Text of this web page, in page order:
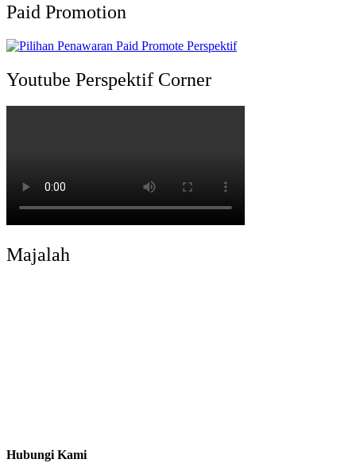
Paid Promotion
Youtube Perspektif Corner
Majalah
Hubungi Kami